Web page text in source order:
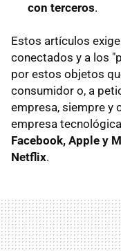
con terceros.
Estos artículos
conectados y a los
por estos objetos
consumidor o, a
empresa, siempre y
empresa
Facebook, Apple y
Netflix.